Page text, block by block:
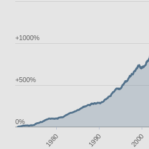
1980 1990 2000
0%
+500%
+1000%